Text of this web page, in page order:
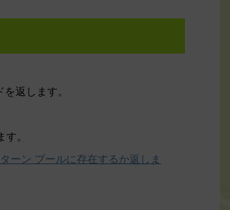
返します。
。
ーン プールに存在するか返しま